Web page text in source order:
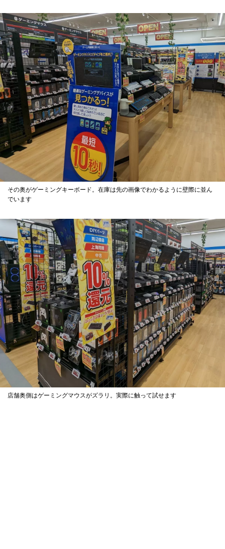
その奥がゲーミングキーボード。在庫は先の画像でわかるように壁際に並ん
でいます
店舗奥側はゲーミングマウスがズラリ。実際に触って試せます